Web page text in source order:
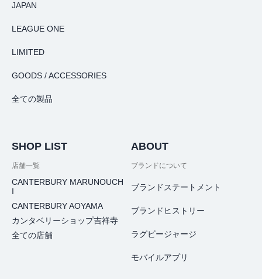
JAPAN
LEAGUE ONE
LIMITED
GOODS / ACCESSORIES
全ての製品
SHOP LIST
店舗一覧
CANTERBURY MARUNOUCH
I
CANTERBURY AOYAMA
カンタベリーショップ吉祥寺
全ての店舗
ABOUT
ブランドについて
ブランドステートメント
ブランドヒストリー
ラグビージャージ
モバイルアプリ